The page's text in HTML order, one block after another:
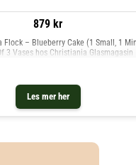
879 kr
Les mer her
Flock – Blueberry Cake (1 Small, 1
3 Vases hos Christiania Glasmagasin